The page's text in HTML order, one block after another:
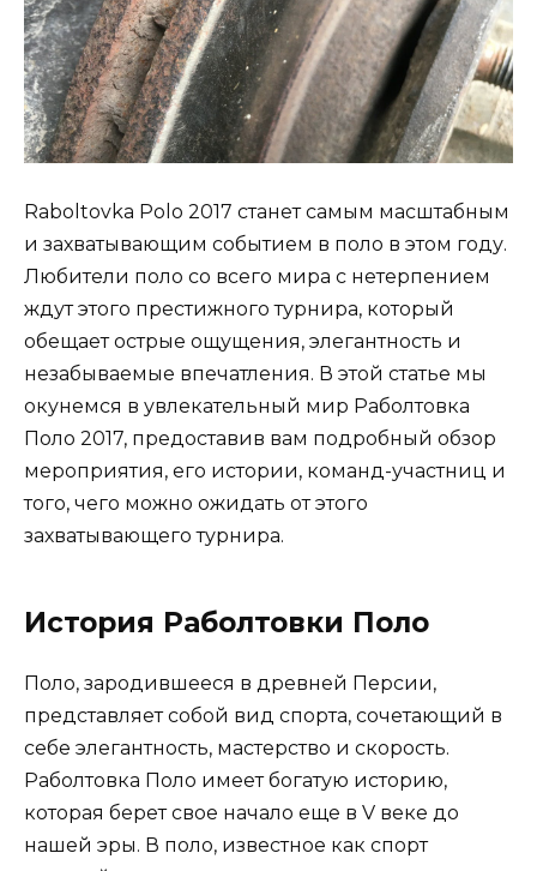
Raboltovka Polo 2017 станет самым масштабным
и захватывающим событием в поло в этом году.
Любители поло со всего мира с нетерпением
ждут этого престижного турнира, который
обещает острые ощущения, элегантность и
незабываемые впечатления. В этой статье мы
окунемся в увлекательный мир Раболтовка
Поло 2017, предоставив вам подробный обзор
мероприятия, его истории, команд-участниц и
того, чего можно ожидать от этого
захватывающего турнира.
История Раболтовки Поло
Поло, зародившееся в древней Персии,
представляет собой вид спорта, сочетающий в
себе элегантность, мастерство и скорость.
Раболтовка Поло имеет богатую историю,
которая берет свое начало еще в V веке до
нашей эры. В поло, известное как спорт